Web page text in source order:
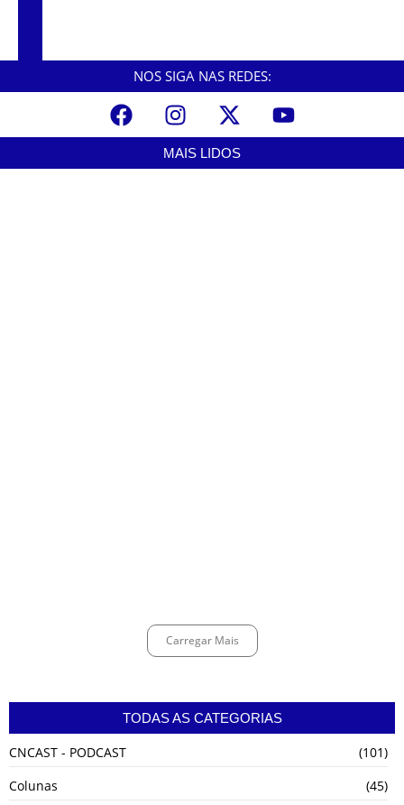
NOS SIGA NAS REDES:
MAIS LIDOS
Carregar Mais
TODAS AS CATEGORIAS
CNCAST - PODCAST
(101)
Colunas
(45)